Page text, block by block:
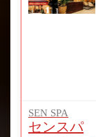
SEN SPA
センスパ